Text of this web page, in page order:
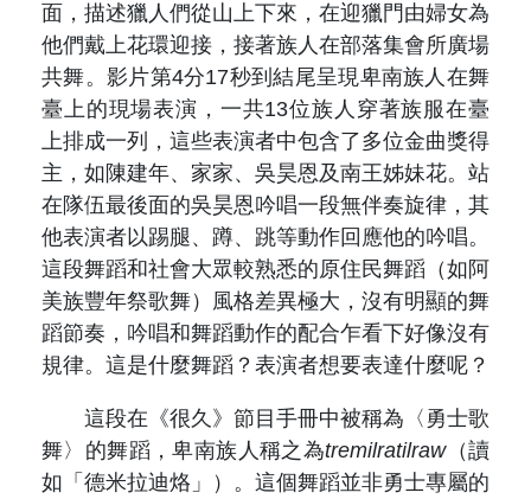
訂閱電子報
徵稿說明
期刊查詢
面，描述獵人們從山上下來，在迎獵門由婦女為
他們戴上花環迎接，接著族人在部落集會所廣場
共舞。影片第4分17秒到結尾呈現卑南族人在舞
臺上的現場表演，一共13位族人穿著族服在臺
上排成一列，這些表演者中包含了多位金曲獎得
主，如陳建年、家家、吳昊恩及南王姊妹花。站
在隊伍最後面的吳昊恩吟唱一段無伴奏旋律，其
他表演者以踢腿、蹲、跳等動作回應他的吟唱。
這段舞蹈和社會大眾較熟悉的原住民舞蹈（如阿
美族豐年祭歌舞）風格差異極大，沒有明顯的舞
蹈節奏，吟唱和舞蹈動作的配合乍看下好像沒有
規律。這是什麼舞蹈？表演者想要表達什麼呢？
這段在《很久》節目手冊中被稱為〈勇士歌
舞〉的舞蹈，卑南族人稱之為tremilratilraw（讀
如「德米拉迪烙」）。這個舞蹈並非勇士專屬的